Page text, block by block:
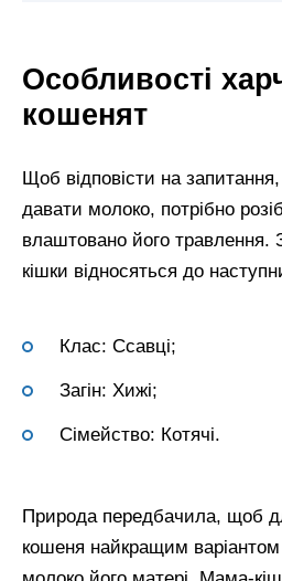
Особливості
кошенят
Щоб відповісти на
давати молоко, потрібно
влаштовано його травлення.
кішки відносяться до
Клас: Ссавці;
Загін: Хижі;
Сімейство: Котячі.
Природа передбачила, щоб
кошеня найкращим